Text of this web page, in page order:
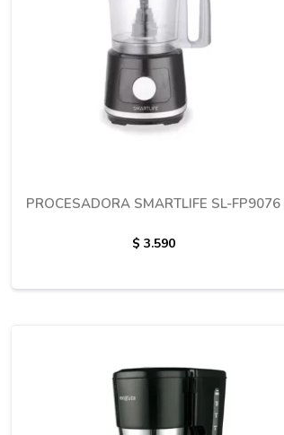
PROCESADORA SMARTLIFE SL-FP9076
$ 3.590